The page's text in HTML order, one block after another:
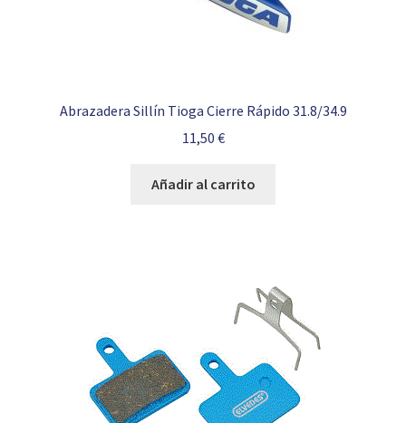
Abrazadera Sillín Tioga Cierre Rápido 31.8/34.9
11,50 €
Añadir al carrito